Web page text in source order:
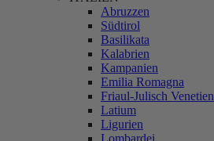
Abruzzen
Südtirol
Basilikata
Kalabrien
Kampanien
Emilia Romagna
Friaul-Julisch Venetien
Latium
Ligurien